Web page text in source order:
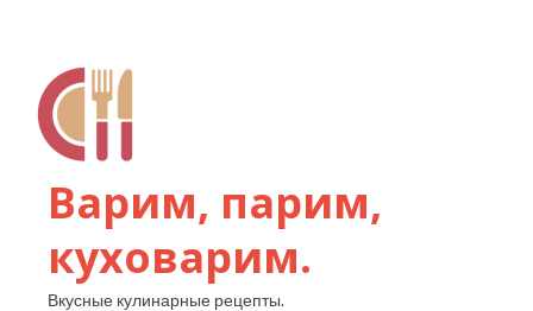
Варим, парим,
куховарим.
Вкусные кулинарные рецепты.